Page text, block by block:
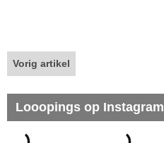
Vorig artikel
Looopings op Instagram